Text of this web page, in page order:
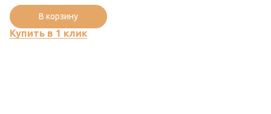
Популярный
Купить в 1 клик
В корзину